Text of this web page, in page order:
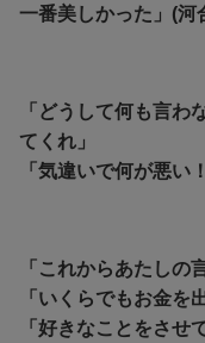
一番美しかった」(河
「どうして何も言
てくれ」
「気違いで何が悪
「これからあたしの
「いくらでもお金を
「好きなことをさせ